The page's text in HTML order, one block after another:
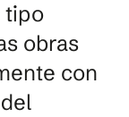
tipo
obras
con